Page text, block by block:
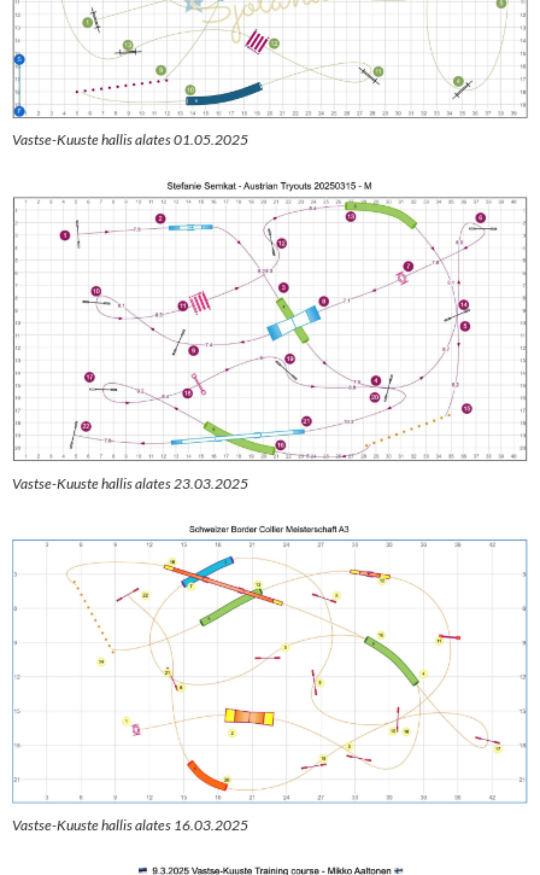
Vastse-Kuuste hallis alates 01.05.2025
Vastse-Kuuste hallis alates 23.03.2025
Vastse-Kuuste hallis alates 16.03.2025